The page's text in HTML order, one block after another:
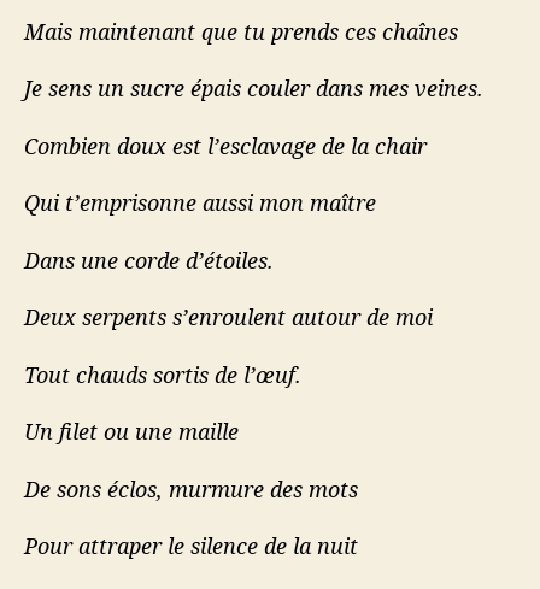
Mais maintenant que tu prends ces chaînes
Je sens un sucre épais couler dans mes veines.
Combien doux est l’esclavage de la chair
Qui t’emprisonne aussi mon maître
Dans une corde d’étoiles.
Deux serpents s’enroulent autour de moi
Tout chauds sortis de l’œuf.
Un filet ou une maille
De sons éclos, murmure des mots
Pour attraper le silence de la nuit